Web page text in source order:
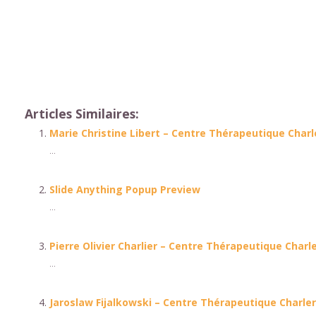
Articles Similaires:
Marie Christine Libert – Centre Thérapeutique
...
Slide Anything Popup Preview
...
Pierre Olivier Charlier – Centre Thérapeutique
...
Jaroslaw Fijalkowski – Centre Thérapeutique